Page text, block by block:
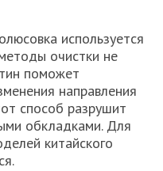
используется
очистки не
поможет
направления
способ разрушит
обкладками. Для
китайского